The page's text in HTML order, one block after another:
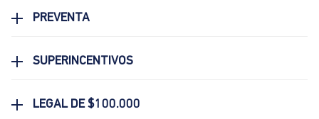
PREVENTA
SUPERINCENTIVOS
LEGAL DE $100.000